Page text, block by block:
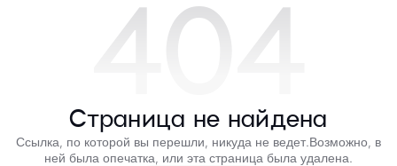
404
Страница не найдена
Ссылка, по которой вы перешли, никуда не ведет.Возможно, в
ней была опечатка, или эта страница была удалена.